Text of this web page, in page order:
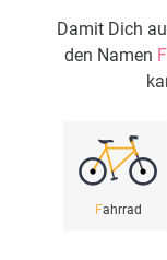
Damit Dich
den Namen
Fahrrad